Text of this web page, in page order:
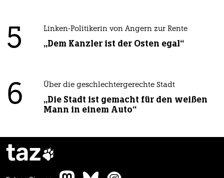
5 Linken-Politikerin von Angern zur Rente
„Dem Kanzler ist der Osten egal“
6 Über die geschlechtergerechte Stadt
„Die Stadt ist gemacht für den weißen
Mann in einem Auto“
taz